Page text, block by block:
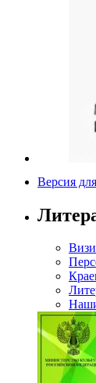
Версия